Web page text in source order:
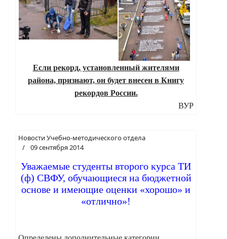
Если рекорд, установленный жителями
района, признают, он будет внесен в Книгу
рекордов России.
ВУР
Новости Учебно-методического отдела
09 сентября 2014
Уважаемые студенты второго курса ТИ
(ф) СВФУ, обучающиеся на бюджетной
основе и имеющие оценки «хорошо» и
«отлично»!